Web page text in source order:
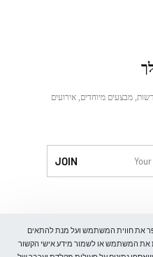
מבצעים מיוחדים, אירועים
את חווית המשתמש ועל מנת להתאים
את המשתמש או לשמור מידע אישי הקשור